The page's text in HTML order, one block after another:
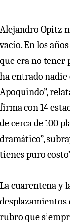
Alejandro Opitz
vacío. En los
que era no tener
ha entrado nadie
Apoquindo”,
firma con 14
de cerca de 100
dramático”,
tienes puro
La cuarentena y
desplazamientos
rubro que